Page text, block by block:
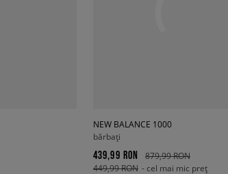
NEW BALANCE 1000
bărbați
439,99 RON
879,99 RON
449,99 RON - cel mai mic preț